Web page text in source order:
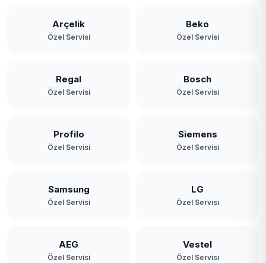
Arçelik
Özel Servisi
Beko
Özel Servisi
Regal
Özel Servisi
Bosch
Özel Servisi
Profilo
Özel Servisi
Siemens
Özel Servisi
Samsung
Özel Servisi
LG
Özel Servisi
AEG
Özel Servisi
Vestel
Özel Servisi